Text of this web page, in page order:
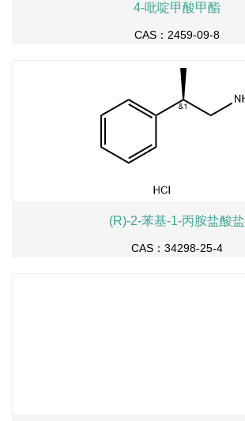
4-吡啶甲酸甲酯
CAS：2459-09-8
(R)-2-苯基-1-丙胺盐酸盐
CAS：34298-25-4